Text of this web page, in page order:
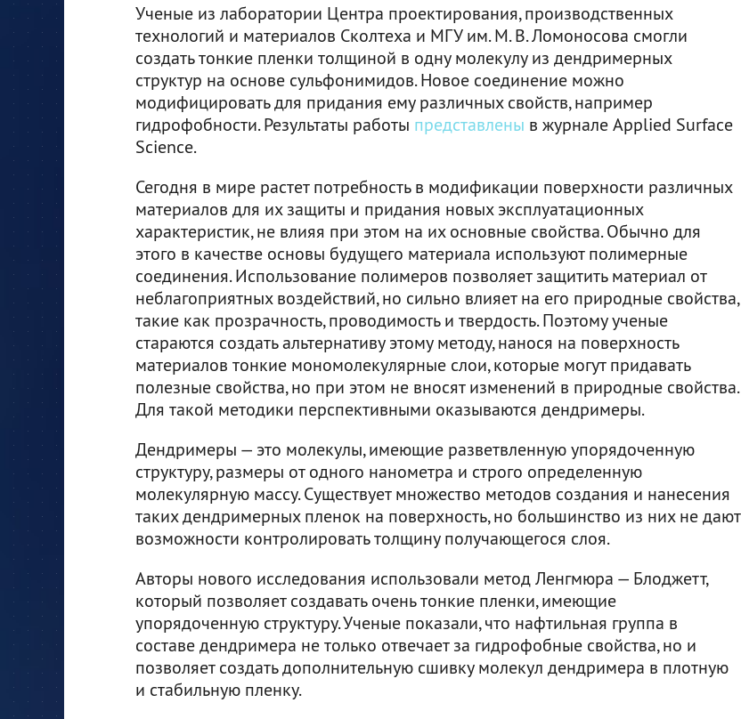
Ученые из лаборатории Центра проектирования, производственных
технологий и материалов Сколтеха и МГУ им. М. В. Ломоносова смогли
создать тонкие пленки толщиной в одну молекулу из дендримерных
структур на основе сульфонимидов. Новое соединение можно
модифицировать для придания ему различных свойств, например
гидрофобности. Результаты работы представлены в журнале Applied Surface
Science.
Сегодня в мире растет потребность в модификации поверхности различных
материалов для их защиты и придания новых эксплуатационных
характеристик, не влияя при этом на их основные свойства. Обычно для
этого в качестве основы будущего материала используют полимерные
соединения. Использование полимеров позволяет защитить материал от
неблагоприятных воздействий, но сильно влияет на его природные свойства,
такие как прозрачность, проводимость и твердость. Поэтому ученые
стараются создать альтернативу этому методу, нанося на поверхность
материалов тонкие мономолекулярные слои, которые могут придавать
полезные свойства, но при этом не вносят изменений в природные свойства.
Для такой методики перспективными оказываются дендримеры.
Дендримеры — это молекулы, имеющие разветвленную упорядоченную
структуру, размеры от одного нанометра и строго определенную
молекулярную массу. Существует множество методов создания и нанесения
таких дендримерных пленок на поверхность, но большинство из них не дают
возможности контролировать толщину получающегося слоя.
Авторы нового исследования использовали метод Ленгмюра — Блоджетт,
который позволяет создавать очень тонкие пленки, имеющие
упорядоченную структуру. Ученые показали, что нафтильная группа в
составе дендримера не только отвечает за гидрофобные свойства, но и
позволяет создать дополнительную сшивку молекул дендримера в плотную
и стабильную пленку.